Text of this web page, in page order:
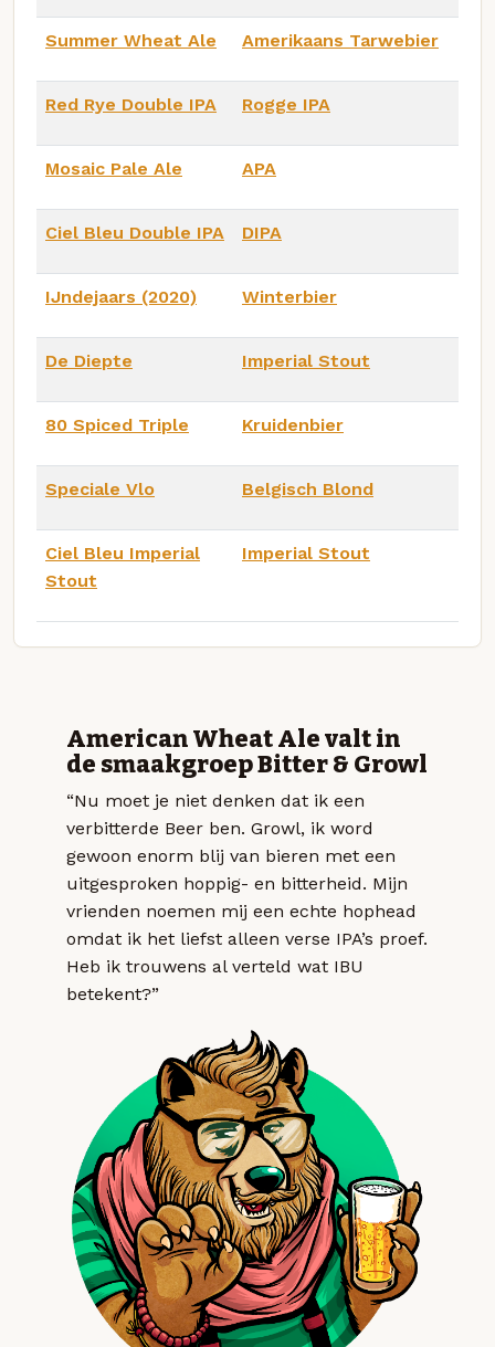
Summer Wheat Ale Amerikaans Tarwebier
Red Rye Double IPA Rogge IPA
Mosaic Pale Ale APA
Ciel Bleu Double IPA DIPA
IJndejaars (2020) Winterbier
De Diepte Imperial Stout
80 Spiced Triple Kruidenbier
Speciale Vlo Belgisch Blond
Ciel Bleu Imperial
Stout
Imperial Stout
American Wheat Ale valt in
de smaakgroep Bitter & Growl
“Nu moet je niet denken dat ik een
verbitterde Beer ben. Growl, ik word
gewoon enorm blij van bieren met een
uitgesproken hoppig- en bitterheid. Mijn
vrienden noemen mij een echte hophead
omdat ik het liefst alleen verse IPA’s proef.
Heb ik trouwens al verteld wat IBU
betekent?”